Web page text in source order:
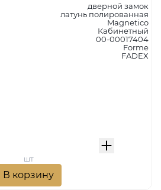
дверной замок
латунь полированная
Magnetico
Кабинетный
00-00017404
Forme
FADEX
шт
В корзину